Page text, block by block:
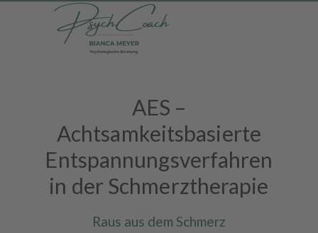
AES –
Achtsamkeitsbasierte
Entspannungsverfahren
in der Schmerztherapie
Raus aus dem Schmerz